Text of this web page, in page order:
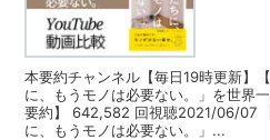
本要約チャンネル【毎日19時更新】
に、もうモノは必要ない。」を世界
要約】 642,582 回視聴2021/06/07
に、もうモノは必要ない。」...